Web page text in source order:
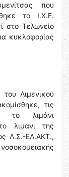
που
το Ι.Χ.Ε.
στο Τελωνείο
κυκλοφορίας
Λιμενικού
τις
το λιμάνι
λιμάνι της
Λ.Σ.-ΕΛ.ΑΚΤ.,